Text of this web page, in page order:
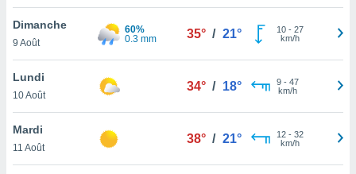
ou
le
ainsi
un
Dimanche
9 Août
60%
0.3 mm
35° / 21° 10- 27
km/h
Lundi
10 Août
34° / 18° 9- 47
km/h
Mardi
11 Août
38° / 21° 12- 32
km/h